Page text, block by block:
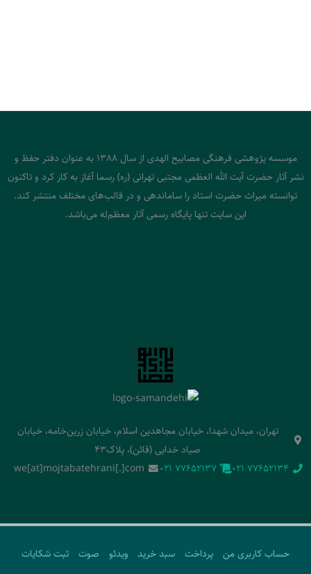
موسسه پژوهشی فرهنگی مصابیح الهدی از سال 1388 به عنوان دفتر حفظ و
نشر آثار حضرت آیت الله العظمی مجتبی تهرانی (ره) رسما آغاز به کار کرد و تاکنون
توانسته میراث حضرت استاد را ساماندهی و در قالب‌های مختلف منتشر کند.
این سایت تنها پایگاه رسمی آثار معظم‌له می‌باشد.
تهران، میدان شهدا، خیابان مجاهدین اسلام، خیابان زرین‌خامه، خیابان
صیاد خدایی (قائن)، پلاک43
‭021 77652134‬
‭021 77652137‬
we[at]mojtabatehrani[.]com
حساب کاربری من پرداخت سبد خرید ویدئو صوت
ثبت شکایات